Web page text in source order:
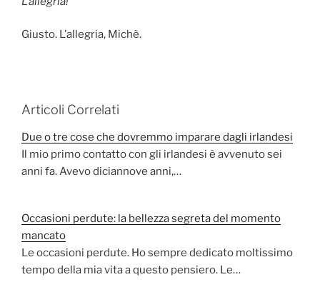
Giusto. L’allegria, Michè.
Articoli Correlati
Due o tre cose che dovremmo imparare dagli irlandesi
Il mio primo contatto con gli irlandesi è avvenuto sei
anni fa. Avevo diciannove anni,…
Occasioni perdute: la bellezza segreta del momento
mancato
Le occasioni perdute. Ho sempre dedicato moltissimo
tempo della mia vita a questo pensiero. Le…